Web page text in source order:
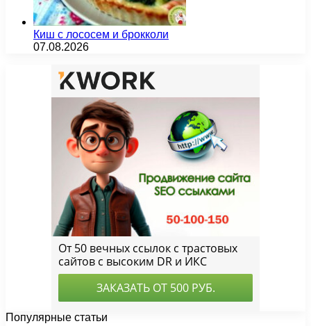
Киш с лососем и брокколи
07.08.2026
Популярные статьи